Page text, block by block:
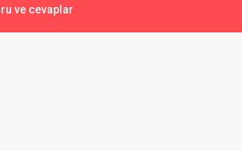
ve cevaplar